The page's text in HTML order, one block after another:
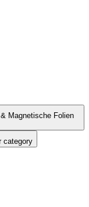
Magnetische Folien
category